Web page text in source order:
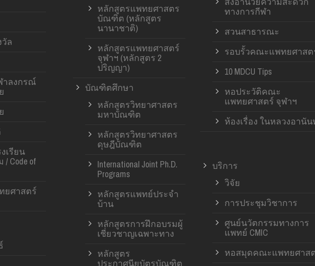
ล
าลงกรณ์
เรียน
Code of
ศาสตร์
หลักสูตรแพทยศาสตร
บัณฑิต (หลักสูตร
นานาชาติ)
หลักสูตรแพทยศาสตร์
จุฬาฯ (หลักสูตร 2
ปริญญา)
บัณฑิตศึกษา
หลักสูตรวิทยาศาสตร
มหาบัณฑิต
หลักสูตรวิทยาศาสตร
ดุษฎีบัณฑิต
International Joint Ph.D.
Programs
หลักสูตรแพทย์ประจำ
บ้าน
หลักสูตรการฝึกอบรมผู้
เชี่ยวชาญเฉพาะทาง
หลักสูตร
ประกาศนียบัตรบัณฑิต
ทางการกีฬา
สวนสาธารณะ
รอบรั้วคณะแพทยศาสต
10 MDCU Tips
หอประวัติคณะ
แพทยศาสตร์ จุฬาฯ
ห้องเรื่อง ในหลวงอานัน
บริการ
วิจัย
การประชุมวิชาการ
ศูนย์นวัตกรรมทางการ
แพทย์ CMIC
หอสมุดคณะแพทยศาส